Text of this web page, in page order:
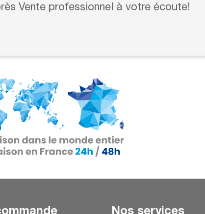
Vente professionnel à votre écoute!